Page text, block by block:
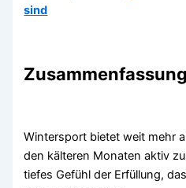
sind
Zusammenfassung
Wintersport bietet weit mehr
den kälteren Monaten aktiv
tiefes Gefühl der Erfüllung,